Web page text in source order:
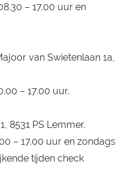
– 17.00 uur en
van Swietenlaan 1a,
– 17.00 uur.
8531 PS Lemmer.
– 17.00 uur en zondags
tijden check